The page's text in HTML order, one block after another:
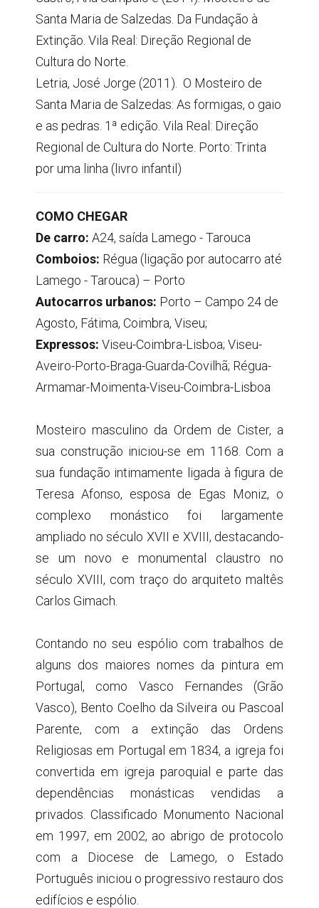
Santa Maria de Salzedas. Da Fundação à
Extinção. Vila Real: Direção Regional de
Cultura do Norte.
Letria, José Jorge (2011). O Mosteiro de
Santa Maria de Salzedas: As formigas, o gaio
e as pedras. 1ª edição. Vila Real: Direção
Regional de Cultura do Norte. Porto: Trinta
por uma linha (livro infantil)
COMO CHEGAR
De carro: A24, saída Lamego - Tarouca
Comboios: Régua (ligação por autocarro até
Lamego - Tarouca) – Porto
Autocarros urbanos: Porto – Campo 24 de
Agosto, Fátima, Coimbra, Viseu;
Expressos: Viseu-Coimbra-Lisboa; Viseu-
Aveiro-Porto-Braga-Guarda-Covilhã; Régua-
Armamar-Moimenta-Viseu-Coimbra-Lisboa
Mosteiro masculino da Ordem de Cister, a
sua construção iniciou-se em 1168. Com a
sua fundação intimamente ligada à figura de
Teresa Afonso, esposa de Egas Moniz, o
complexo monástico foi largamente
ampliado no século XVII e XVIII, destacando-
se um novo e monumental claustro no
século XVIII, com traço do arquiteto maltês
Carlos Gimach.
Contando no seu espólio com trabalhos de
alguns dos maiores nomes da pintura em
Portugal, como Vasco Fernandes (Grão
Vasco), Bento Coelho da Silveira ou Pascoal
Parente, com a extinção das Ordens
Religiosas em Portugal em 1834, a igreja foi
convertida em igreja paroquial e parte das
dependências monásticas vendidas a
privados. Classificado Monumento Nacional
em 1997, em 2002, ao abrigo de protocolo
com a Diocese de Lamego, o Estado
Português iniciou o progressivo restauro dos
edifícios e espólio.